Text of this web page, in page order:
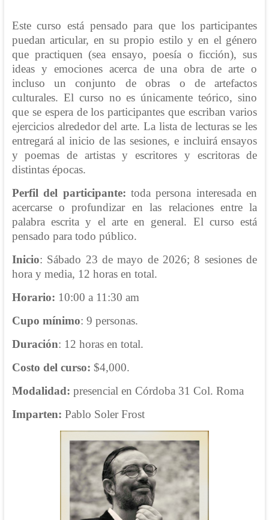
Este curso está pensado para que los participantes
puedan articular, en su propio estilo y en el género
que practiquen (sea ensayo, poesía o ficción), sus
ideas y emociones acerca de una obra de arte o
incluso un conjunto de obras o de artefactos
culturales. El curso no es únicamente teórico, sino
que se espera de los participantes que escriban varios
ejercicios alrededor del arte. La lista de lecturas se les
entregará al inicio de las sesiones, e incluirá ensayos
y poemas de artistas y escritores y escritoras de
distintas épocas.
Perfil del participante: toda persona interesada en
acercarse o profundizar en las relaciones entre la
palabra escrita y el arte en general. El curso está
pensado para todo público.
Inicio: Sábado 23 de mayo de 2026; 8 sesiones de
hora y media, 12 horas en total.
Horario: 10:00 a 11:30 am
Cupo mínimo: 9 personas.
Duración: 12 horas en total.
Costo del curso: $4,000.
Modalidad: presencial en Córdoba 31 Col. Roma
Imparten: Pablo Soler Frost